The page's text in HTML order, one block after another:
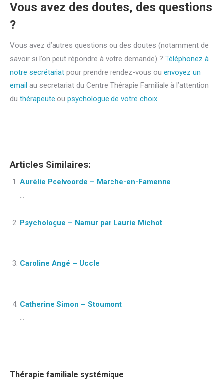
Vous avez des doutes, des questions
?
Vous avez d’autres questions ou des doutes (notamment de
savoir si l’on peut répondre à votre demande) ? Téléphonez à
notre secrétariat pour prendre rendez-vous ou envoyez un
email au secrétariat du Centre Thérapie Familiale à l’attention
du thérapeute ou psychologue de votre choix.
Articles Similaires:
Aurélie Poelvoorde – Marche-en-Famenne
...
Psychologue – Namur par Laurie Michot
...
Caroline Angé – Uccle
...
Catherine Simon – Stoumont
...
Thérapie familiale systémique